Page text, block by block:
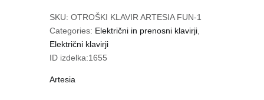
klavir
quantity
SKU: OTROŠKI KLAVIR ARTESIA FUN-1
Categories: Električni in prenosni klavirji
Električni klavirji
ID izdelka:1655
Artesia